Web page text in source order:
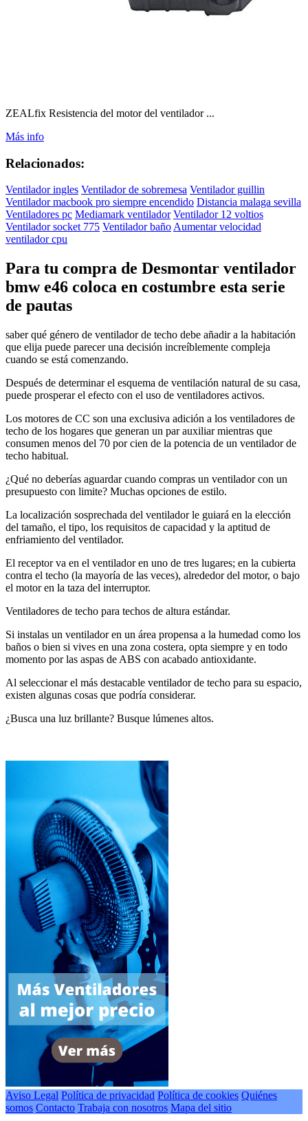
ZEALfix Resistencia del motor del ventilador ...
Más info
Relacionados:
Ventilador ingles Ventilador de sobremesa Ventilador guillin
Ventilador macbook pro siempre encendido Distancia malaga sevilla
Ventiladores pc Mediamark ventilador Ventilador 12 voltios
Ventilador socket 775 Ventilador baño Aumentar velocidad
ventilador cpu
Para tu compra de Desmontar ventilador
bmw e46 coloca en costumbre esta serie
de pautas
saber qué género de ventilador de techo debe añadir a la habitación
que elija puede parecer una decisión increíblemente compleja
cuando se está comenzando.
Después de determinar el esquema de ventilación natural de su casa,
puede prosperar el efecto con el uso de ventiladores activos.
Los motores de CC son una exclusiva adición a los ventiladores de
techo de los hogares que generan un par auxiliar mientras que
consumen menos del 70 por cien de la potencia de un ventilador de
techo habitual.
¿Qué no deberías aguardar cuando compras un ventilador con un
presupuesto con limite? Muchas opciones de estilo.
La localización sosprechada del ventilador le guiará en la elección
del tamaño, el tipo, los requisitos de capacidad y la aptitud de
enfriamiento del ventilador.
El receptor va en el ventilador en uno de tres lugares; en la cubierta
contra el techo (la mayoría de las veces), alrededor del motor, o bajo
el motor en la taza del interruptor.
Ventiladores de techo para techos de altura estándar.
Si instalas un ventilador en un área propensa a la humedad como los
baños o bien si vives en una zona costera, opta siempre y en todo
momento por las aspas de ABS con acabado antioxidante.
Al seleccionar el más destacable ventilador de techo para su espacio,
existen algunas cosas que podría considerar.
¿Busca una luz brillante? Busque lúmenes altos.
Aviso Legal Política de privacidad Política de cookies Quiénes
somos Contacto Trabaja con nosotros Mapa del sitio